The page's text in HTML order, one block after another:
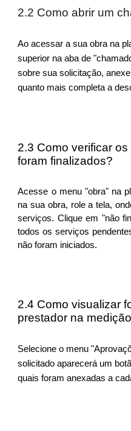
2.2 Como abrir um
Ao acessar a sua obra na
superior na aba de
sobre sua solicitação,
quanto mais completa a
2.3 Como verificar
foram finalizados?
Acesse o menu "obra" na
na sua obra, role a tela,
serviços. Clique em "não
todos os serviços
não foram iniciados.
2.4 Como visualizar
prestador na
Selecione o menu
solicitado aparecerá um
quais foram anexadas a